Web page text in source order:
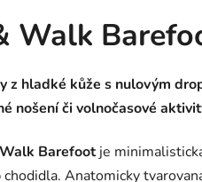
Walk
z hladké kůže s nulovým
nošení či volnočasové
Barefootje
chodidla. Anatomicky